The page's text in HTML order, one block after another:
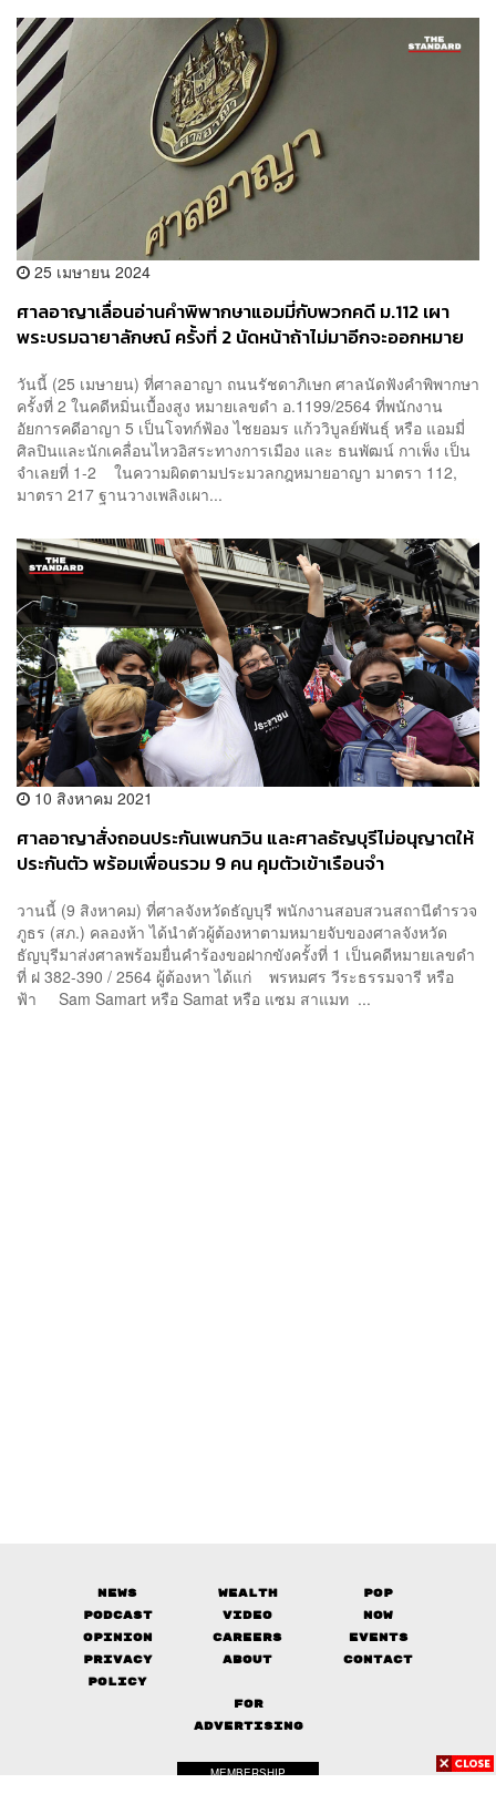
25 เมษายน 2024
ศาลอาญาเลื่อนอ่านคำพิพากษาแอมมี่กับพวกคดี ม.112 เผา
พระบรมฉายาลักษณ์ ครั้งที่ 2 นัดหน้าถ้าไม่มาอีกจะออกหมาย
วันนี้ (25 เมษายน) ที่ศาลอาญา ถนนรัชดาภิเษก ศาลนัดฟังคำพิพากษา
ครั้งที่ 2 ในคดีหมิ่นเบื้องสูง หมายเลขดำ อ.1199/2564 ที่พนักงาน
อัยการคดีอาญา 5 เป็นโจทก์ฟ้อง ไชยอมร แก้ววิบูลย์พันธุ์ หรือ แอมมี่
ศิลปินและนักเคลื่อนไหวอิสระทางการเมือง และ ธนพัฒน์ กาเพ็ง เป็น
จำเลยที่ 1-2 ในความผิดตามประมวลกฎหมายอาญา มาตรา 112,
มาตรา 217 ฐานวางเพลิงเผา...
10 สิงหาคม 2021
ศาลอาญาสั่งถอนประกันเพนกวิน และศาลธัญบุรีไม่อนุญาตให้
ประกันตัว พร้อมเพื่อนรวม 9 คน คุมตัวเข้าเรือนจำ
วานนี้ (9 สิงหาคม) ที่ศาลจังหวัดธัญบุรี พนักงานสอบสวนสถานีตำรวจ
ภูธร (สภ.) คลองห้า ได้นำตัวผู้ต้องหาตามหมายจับของศาลจังหวัด
ธัญบุรีมาส่งศาลพร้อมยื่นคำร้องขอฝากขังครั้งที่ 1 เป็นคดีหมายเลขดำ
ที่ ฝ 382-390 / 2564 ผู้ต้องหา ได้แก่ พรหมศร วีระธรรมจารี หรือ
ฟ้า Sam Samart หรือ Samat หรือ แซม สาแมท ...
News Wealth
Pop
Podcast
Video
Now
Opinion
Careers
Events
Privacy
Policy
About Contact
FOR
ADVERTISING
MEMBERSHIP